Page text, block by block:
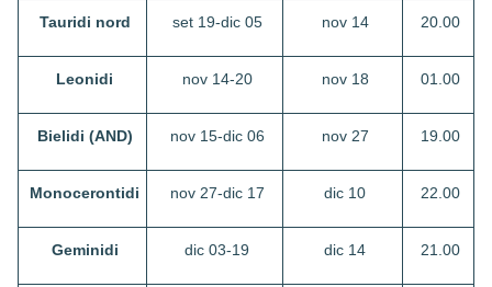
Tauridi nord set 19-dic 05 nov 14 20.00
Leonidi nov 14-20 nov 18 01.00
Bielidi (AND) nov 15-dic 06 nov 27 19.00
Monocerontidi nov 27-dic 17 dic 10 22.00
Geminidi dic 03-19 dic 14 21.00